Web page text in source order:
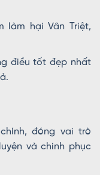
làm hại Vân Triệt,
điều tốt đẹp nhất
đóng vai trò
và chinh phục